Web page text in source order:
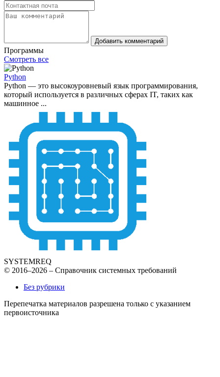
Добавить комментарий
Программы
Смотреть все
Python
Python — это высокоуровневый язык программирования,
который используется в различных сферах IT, таких как
машинное ...
SYSTEMREQ
© 2016–2026 – Справочник системных требований
Без рубрики
Перепечатка материалов разрешена только с указанием
первоисточника